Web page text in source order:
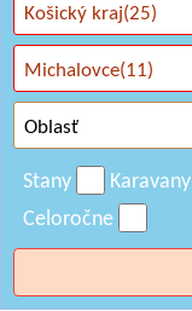
Stany Karavany
Celoročne